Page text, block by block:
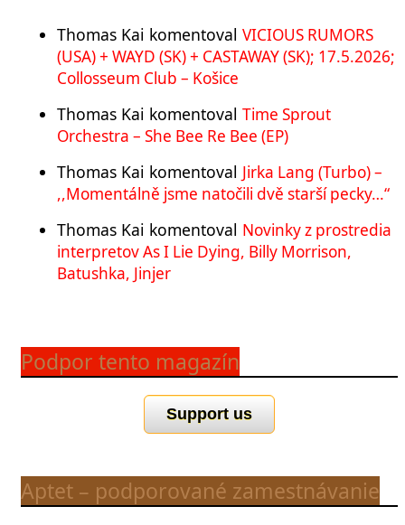
Thomas Kai komentoval VICIOUS RUMORS
(USA) + WAYD (SK) + CASTAWAY (SK); 17.5.2026;
Collosseum Club – Košice
Thomas Kai komentoval Time Sprout
Orchestra – She Bee Re Bee (EP)
Thomas Kai komentoval Jirka Lang (Turbo) –
,,Momentálně jsme natočili dvě starší pecky…“
Thomas Kai komentoval Novinky z prostredia
interpretov As I Lie Dying, Billy Morrison,
Batushka, Jinjer
Podpor tento magazín
Support us
Aptet – podporované zamestnávanie